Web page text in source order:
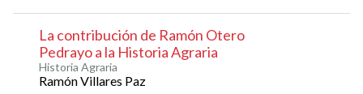
La contribución de Ramón Otero
Pedrayo a la Historia Agraria
Historia Agraria
Ramón Villares Paz